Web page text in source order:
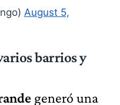
August 5,
barrios y
generó una